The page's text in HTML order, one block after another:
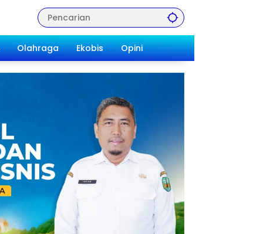
Olahraga Ekobis Opini